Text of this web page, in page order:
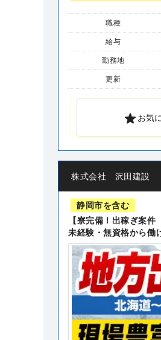
職種
給与
勤務地
更新
お気
株式会社 沢田建設
静岡市を含む
【寮完備！出稼ぎ案
未経験・無資格から働